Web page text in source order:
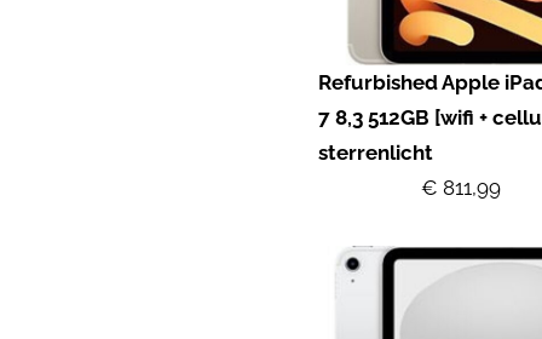
Refurbished Apple
7 8,3 512GB [wifi +
sterrenlicht
€ 811,99